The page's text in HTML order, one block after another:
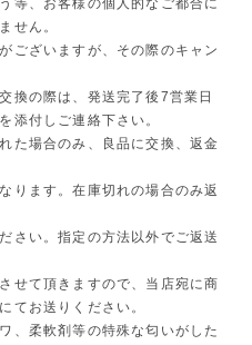
等、お客様の個人的なご都合に
せん。
ございますが、その際のキャン
換の際は、発送完了後7営業日
添付しご連絡下さい。
た場合のみ、良品に交換、返金
ります。在庫切れの場合のみ返
さい。指定の方法以外でご返送
せて頂きますので、当店宛に商
てお送りください。
、柔軟剤等の特殊な匂いがした